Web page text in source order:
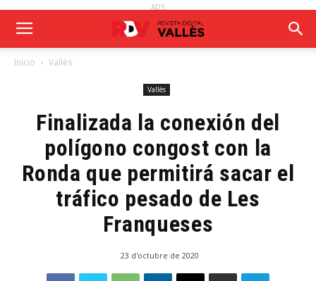
ADS
Inicio Vallès
Vallès
Finalizada la conexión del
polígono congost con la
Ronda que permitirá sacar el
tráfico pesado de Les
Franqueses
23 d'octubre de 2020